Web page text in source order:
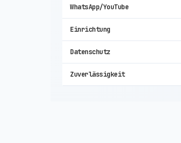
WhatsApp/YouTube
Einrichtung
Datenschutz
Zuverlässigkeit